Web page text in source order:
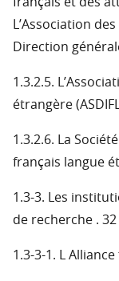
français et des
L’Association
Direction
1.3.2.5.
étrangère
1.3.2.6. La
français langue
1.3-3. Les
de recherche . 32
1.3-3-1. L